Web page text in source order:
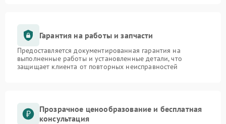
Гарантия на работы и запчасти
Предоставляется документированная гарантия на
выполненные работы и установленные детали, что
защищает клиента от повторных неисправностей
Прозрачное ценообразование и бесплатная
консультация